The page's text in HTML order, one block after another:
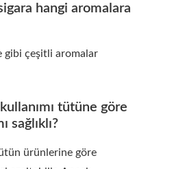
hangi aromalara
gibi çeşitli aromalar
tütüne göre
sağlıklı?
ürünlerine göre